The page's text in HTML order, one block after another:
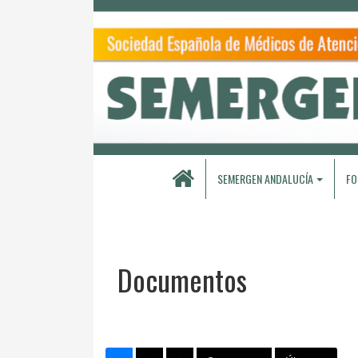
SEMERGEN ANDALUCÍA
Documentos